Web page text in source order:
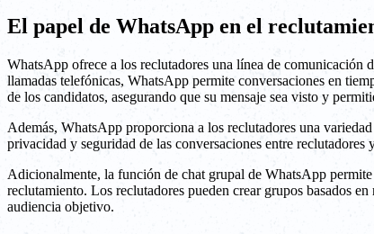
El papel de WhatsApp en el
WhatsApp ofrece a los reclutadores una línea de comunicación
llamadas telefónicas, WhatsApp permite conversaciones en
de los candidatos, asegurando que su mensaje sea visto y
Además, WhatsApp proporciona a los reclutadores una
privacidad y seguridad de las conversaciones entre
Adicionalmente, la función de chat grupal de WhatsApp
reclutamiento. Los reclutadores pueden crear grupos basados
audiencia objetivo.